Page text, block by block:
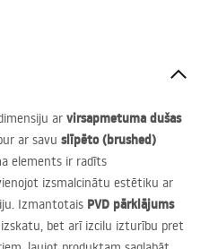
ar virsapmetuma dušas
ar savu slīpēto (brushed)
elements ir radīts
izsmalcinātu estētiku ar
Izmantotais PVD pārklājums
bet arī izcilu izturību pret